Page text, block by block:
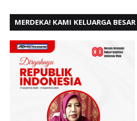
MERDEKA! KAMI KELUARGA
HUT RI KE - 80,